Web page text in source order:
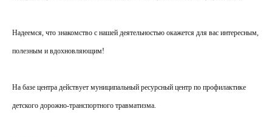
Надеемся, что знакомство с нашей деятельностью окажется для вас интересным,
полезным и вдохновляющим!
На базе центра действует муниципальный ресурсный центр по профилактике
детского дорожно-транспортного травматизма.